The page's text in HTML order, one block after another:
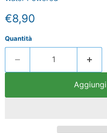
Prezzo attuale
€8,90
Quantità